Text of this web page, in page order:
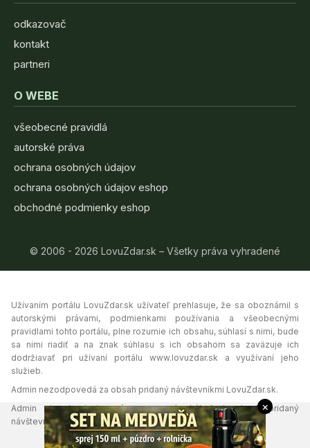
odkazovač
kontakt
partneri
O WEBE
všeobecné pravidlá
autorské práva
ochrana osobných údajov
ochrana osobných údajov eshop
obchodné podmienky eshop
© 2006 - 2026 LovuZdar.sk – Všetky práva vyhradené
Užívaním portálu LovuZdar.sk užívateľ prehlasuje, že sa oboznámil s
autorskými právami, podmienkami používania a všeobecnými
pravidlami tohto portálu, plne rozumie ich obsahu, súhlasí s nimi, bude
sa nimi riadiť a na znak súhlasu s ich obsahom sa zaväzuje ich
dodržiavať pri užívaní portálu www.lovuzdar.sk a využívaní jeho
služieb.
Admin nezodpovedá za obsah pridaný návštevníkmi LovuZdar.sk.
Admin si vyhradzuje právo vymazať akýkoľvek obsah pridaný
návštevníkmi portálu, ak tak uzná za vhodné.
×